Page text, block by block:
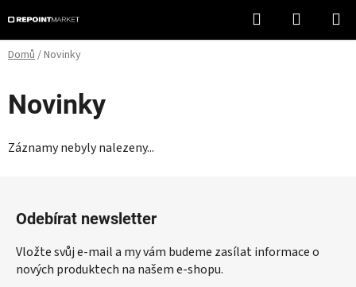
na
obsah
Hledat
KOŠÍK
Domů/Novinky
Novinky
Záznamy nebyly nalezeny...
Odebírat newsletter
Vložte svůj e-mail a my vám budeme zasílat informace o
nových produktech na našem e-shopu.